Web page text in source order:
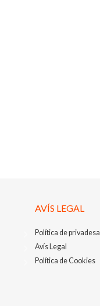
AVÍS LEGAL
Política de privadesa
Avís Legal
Política de Cookies